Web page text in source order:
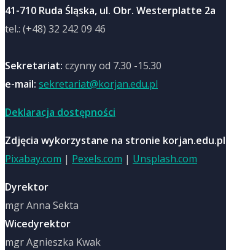
41-710 Ruda Śląska, ul. Obr. Westerplatte 2a
tel.: (+48) 32 242 09 46
Sekretariat: czynny od 7.30 -15.30
e-mail: sekretariat@korjan.edu.pl
Deklaracja dostępności
Zdjęcia wykorzystane na stronie
Pixabay.com | Pexels.com | Unsplash.com
Dyrektor
mgr Anna Sekta
Wicedyrektor
mgr Agnieszka Kwak